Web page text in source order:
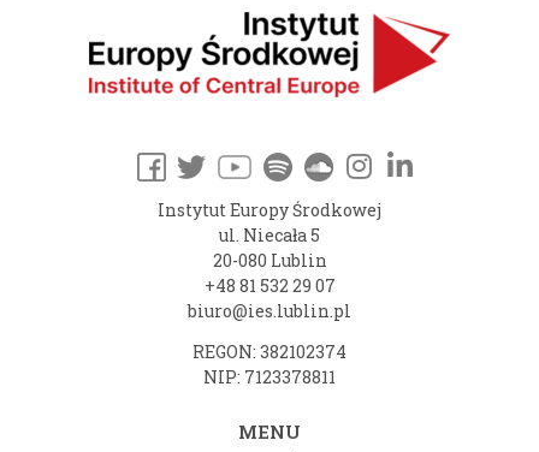
Instytut Europy Środkowej
ul. Niecała 5
20-080 Lublin
+48 81 532 29 07
biuro@ies.lublin.pl
REGON: 382102374
NIP: 7123378811
MENU